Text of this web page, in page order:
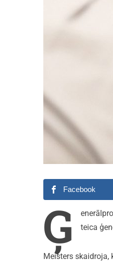
Facebook
Ģ
teica
Meisters skaidroja,